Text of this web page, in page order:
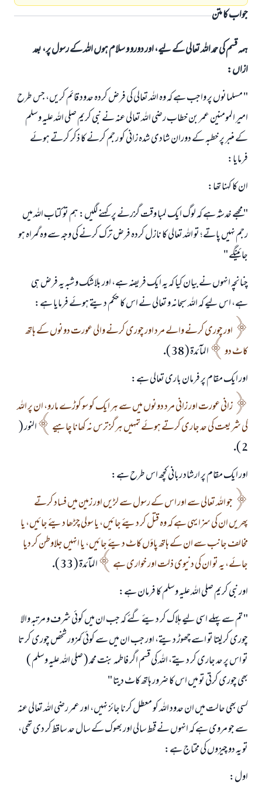
جواب کا متن
ہمہ قسم کی حمد اللہ تعالی کے لیے، اور دورو و سلام ہوں اللہ کے رسول پر، بعد
ازاں:
" مسلمانوں پر واجب ہے كہ وہ اللہ تعالى كى فرض كردہ حدود قائم كريں، جس طرح
امير المومنين عمر بن خطاب رضى اللہ تعالى عنہ نے نبى كريم صلى اللہ عليہ وسلم
كے منبر پر خطبہ كے دوران شادى شدہ زانى كو رجم كرنے كا ذكر كرتے ہوئے
فرمايا:
ان كا كہنا تھا:
" مجھے خدشہ ہے كہ لوگ ايك لمبا وقت گزرنے پر كہنے لگيں: ہم تو كتاب اللہ ميں
رجم نہيں پاتے؛ تو اللہ تعالى كا نازل كردہ فرض ترك كرنے كى وجہ سے وہ گمراہ ہو
جائينگے "
چنانچہ انہوں نے بيان كيا كہ يہ ايك فريضہ ہے، اور بلاشك و شبہ يہ فرض ہى
ہے، اس ليے كہ اللہ سبحانہ و تعالى نے اس كا حكم ديتے ہوئے فرمايا ہے:
اور چورى كرنے والے مرد اور چورى كرنے والى عورت دونوں كے ہاتھ
كاٹ دو
المآئدۃ ( 38 ).
اور ايك مقام پر فرمان بارى تعالى ہے:
زانى عورت اور زانى مرد دونوں ميں سے ہر ايك كو سو كوڑے مارو، ان پر اللہ
كى شريعت كى حد جارى كرتے ہوئے تمہيں ہرگز ترس نہ كھانا چاہيے
النور (
2 ).
اور ايك مقام پر ارشاد ربانى كچھ اس طرح ہے:
جو اللہ تعالى سے اور اس كے رسول سے لڑيں اور زمين ميں فساد كرتے
پھريں ان كى سزا يہى ہے كہ وہ قتل كر ديئے جائيں، يا سولى چڑھا ديئے جائيں، يا
مخالف جانب سے ان كے ہاتھ پاؤں كاٹ ديئے جائيں، يا انہيں جلاوطن كر ديا
جائے، يہ تو ان كى دنيوى ذلت اور خوارى ہے
المآئدۃ ( 33 ).
اور نبى كريم صلى اللہ عليہ وسلم كا فرمان ہے:
" تم سے پہلے اسى ليے ہلاك كر ديئے گئے كہ جب ان ميں كوئى شرف و مرتبہ والا
چورى كر ليتا تو اسے چھوڑ ديتے، اور جب ان ميں سے كوئى كمزور شخص چورى كرتا
تو اس پر حد جارى كر ديتے، اللہ كى قسم اگر فاطمہ بنت محمد ( صلى اللہ عليہ وسلم )
بھى چورى كرتى تو ميں اس كا ضرور ہاتھ كاٹ ديتا "
كسى بھى حالت ميں ان حدود اللہ كو معطل كرنا جائز نہيں، اور عمر رضى اللہ تعالى عنہ
سے جو مروى ہے كہ انہوں نے قحط سالى اور بھوك كے سال حد ساقط كر دى تھى،
تو يہ دو چيزوں كى محتاج ہے:
اول: